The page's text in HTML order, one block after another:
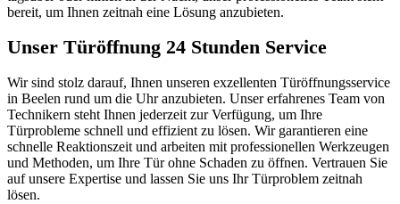
bereit, um Ihnen zeitnah eine Lösung anzubieten.​
Unser Türöffnung 24 Stunden Service
Wir sind stolz darauf, Ihnen unseren exzellenten Türöffnungsservice
in Beelen rund um die Uhr anzubieten.​ Unser erfahrenes Team von
Technikern steht Ihnen jederzeit zur Verfügung, um Ihre
Türprobleme schnell und effizient zu lösen.​ Wir garantieren eine
schnelle Reaktionszeit und arbeiten mit professionellen Werkzeugen
und Methoden, um Ihre Tür ohne Schaden zu öffnen.​ Vertrauen Sie
auf unsere Expertise und lassen Sie uns Ihr Türproblem zeitnah
lösen.​